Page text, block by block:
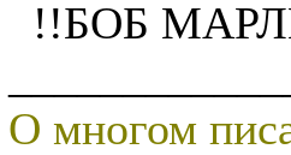
!!БОБ
О многом